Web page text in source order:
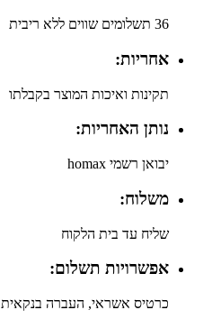
36 תשלומים שווים ללא ריבית
אחריות:
תקינות ואיכות המוצר בקבלתו
נותן האחריות:
יבואן רשמי homax
משלוח:
שליח עד בית הלקוח
אפשרויות תשלום:
כרטיס אשראי, העברה בנקאית